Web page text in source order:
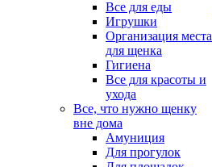
Все для еды
Игрушки
Организация места
для щенка
Гигиена
Все для красоты и
ухода
Все, что нужно щенку
вне дома
Амуниция
Для прогулок